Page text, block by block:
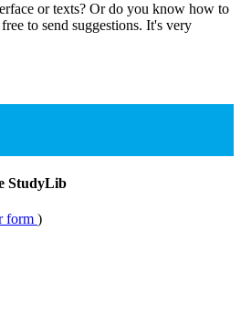
or texts? Or do you know how to
to send suggestions. It's very
StudyLib
form )